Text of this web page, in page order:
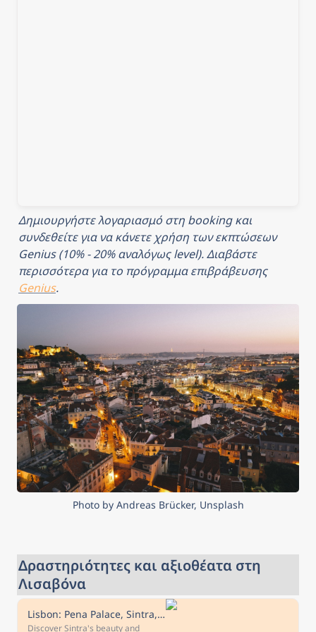
Δημιουργήστε λογαριασμό στη booking και
συνδεθείτε για να κάνετε χρήση των εκπτώσεων
Genius (10% - 20% αναλόγως level). Διαβάστε
περισσότερα για το πρόγραμμα επιβράβευσης
Genius.
Photo by Andreas Brücker, Unsplash
Δραστηριότητες και αξιοθέατα στη
Λισαβόνα
Lisbon: Pena Palace, Sintra, Cabo da Roca, & Cascais Daytrip
Discover Sintra's beauty and